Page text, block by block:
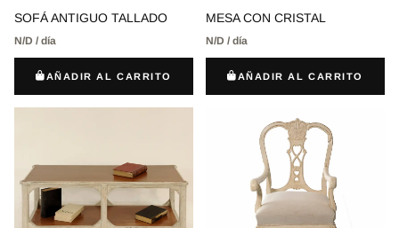
SOFÁ ANTIGUO TALLADO
N/D / día
AÑADIR AL CARRITO
MESA CON CRISTAL
N/D / día
AÑADIR AL CARRITO